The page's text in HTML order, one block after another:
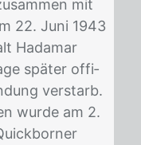
mit
22. Juni 1943
Ha­d­amar
spä­ter of­fi­
ver­starb.
wur­de am 2.